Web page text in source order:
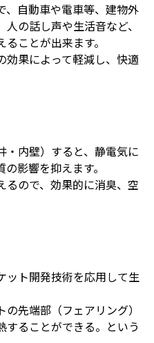
、自動車や電車等、建物外
の話し声や生活音など、
ことが出来ます。
効果によって軽減し、快適
・内壁）すると、静電気に
影響を抑えます。
るので、効果的に消臭、空
ット開発技術を応用して生
先端部（フェアリング）
することができる。という